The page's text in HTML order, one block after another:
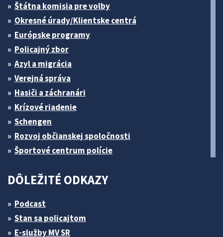
Štátna komisia pre volby
Okresné úrady/Klientske centrá
Európske programy
Policajný zbor
Azyl a migrácia
Verejná správa
Hasiči a záchranári
Krízové riadenie
Schengen
Rozvoj občianskej spoločnosti
Športové centrum polície
DÔLEŽITÉ ODKAZY
Podcast
Stan sa policajtom
E-služby MV SR